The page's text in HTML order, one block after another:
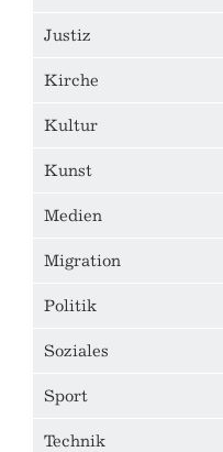
Justiz
Kirche
Kultur
Kunst
Medien
Migration
Politik
Soziales
Sport
Technik